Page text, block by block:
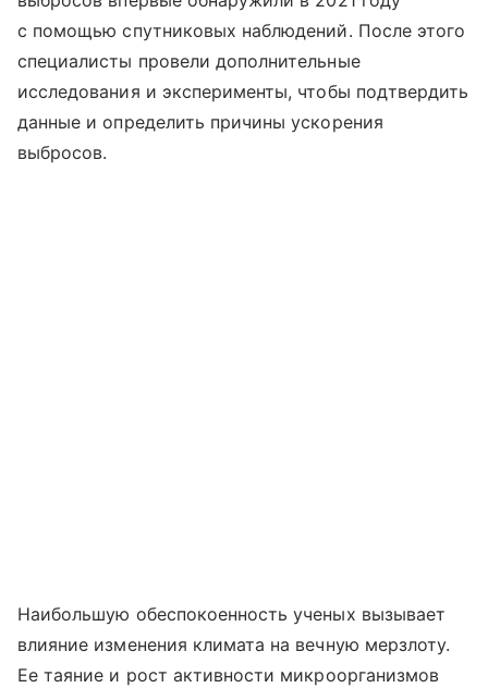
с помощью спутниковых наблюдений. После этого
специалисты провели дополнительные
исследования и эксперименты, чтобы подтвердить
данные и определить причины ускорения
выбросов.
Наибольшую обеспокоенность ученых вызывает
влияние изменения климата на вечную мерзлоту.
Ее таяние и рост активности микроорганизмов